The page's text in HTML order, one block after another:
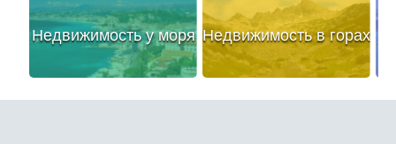
Недвижимость у моря Недвижимость в горах